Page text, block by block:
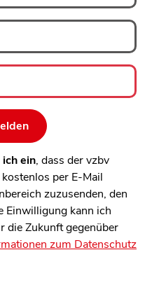
ein, dass der vzbv
per E-Mail
zuzusenden, den
Einwilligung kann ich
die Zukunft gegenüber
zum Datenschutz